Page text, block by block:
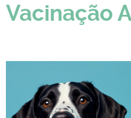
Vacinação